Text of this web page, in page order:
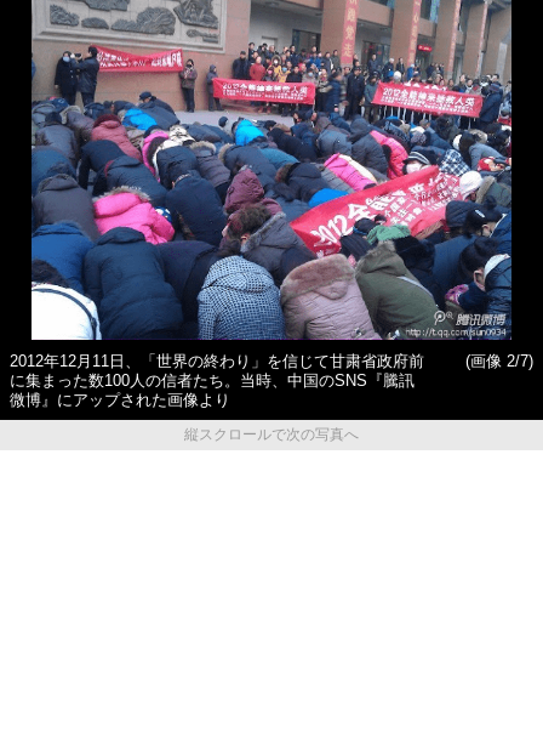
2012年12月11日、「世界の終わり」を信じて甘粛省政府前
に集まった数100人の信者たち。当時、中国のSNS『騰訊
微博』にアップされた画像より
(画像 2/7)
縦スクロールで次の写真へ